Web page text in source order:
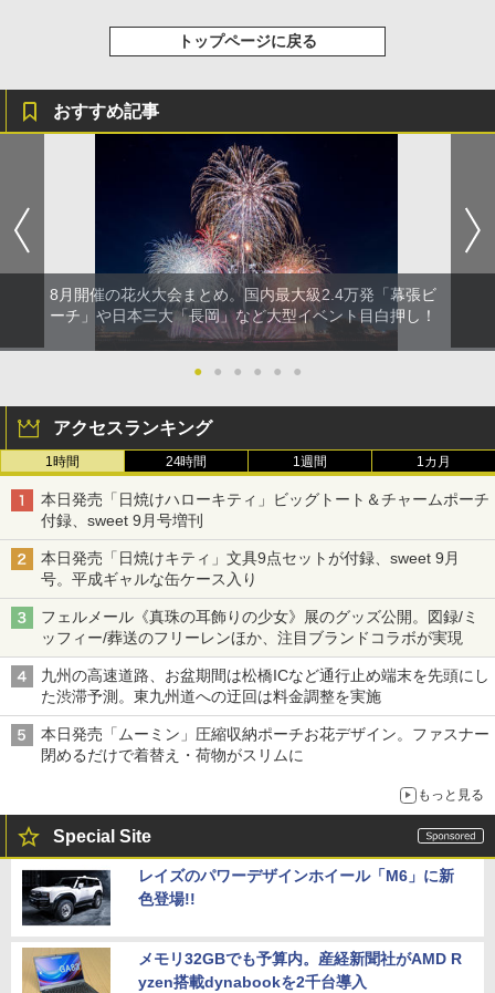
トップページに戻る
おすすめ記事
8月開催の花火大会まとめ。国内最大級2.4万発「幕張ビ
ーチ」や日本三大「長岡」など大型イベント目白押し！
● ● ● ● ● ●
アクセスランキング
1時間 24時間 1週間 1カ月
本日発売「日焼けハローキティ」ビッグトート＆チャームポーチ
付録、sweet 9月号増刊
本日発売「日焼けキティ」文具9点セットが付録、sweet 9月
号。平成ギャルな缶ケース入り
フェルメール《真珠の耳飾りの少女》展のグッズ公開。図録/ミ
ッフィー/葬送のフリーレンほか、注目ブランドコラボが実現
九州の高速道路、お盆期間は松橋ICなど通行止め端末を先頭にし
た渋滞予測。東九州道への迂回は料金調整を実施
本日発売「ムーミン」圧縮収納ポーチお花デザイン。ファスナー
閉めるだけで着替え・荷物がスリムに
もっと見る
Special Site
レイズのパワーデザインホイール「M6」に新
色登場!!
メモリ32GBでも予算内。産経新聞社がAMD R
yzen搭載dynabookを2千台導入